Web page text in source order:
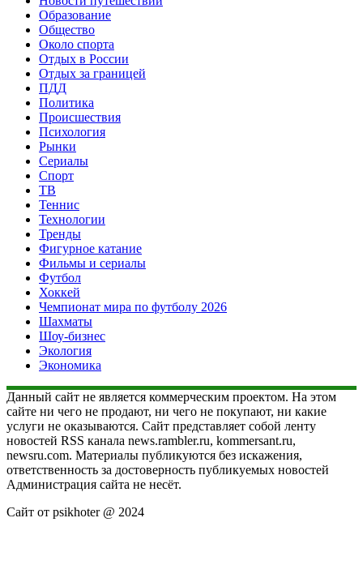
Образование
Общество
Около спорта
Отдых в России
Отдых за границей
ПДД
Политика
Происшествия
Психология
Рынки
Сериалы
Спорт
ТВ
Теннис
Технологии
Тренды
Фигурное катание
Фильмы и сериалы
Футбол
Хоккей
Чемпионат мира по футболу 2026
Шахматы
Шоу-бизнес
Экология
Экономика
Данный сайт не является коммерческим проектом. На этом
сайте ни чего не продают, ни чего не покупают, ни какие
услуги не оказываются. Сайт представляет собой ленту
новостей RSS канала news.rambler.ru, kommersant.ru,
newsru.com. Материалы публикуются без искажения,
ответственность за достоверность публикуемых новостей
Администрация сайта не несёт.
Сайт от psikhoter @ 2024